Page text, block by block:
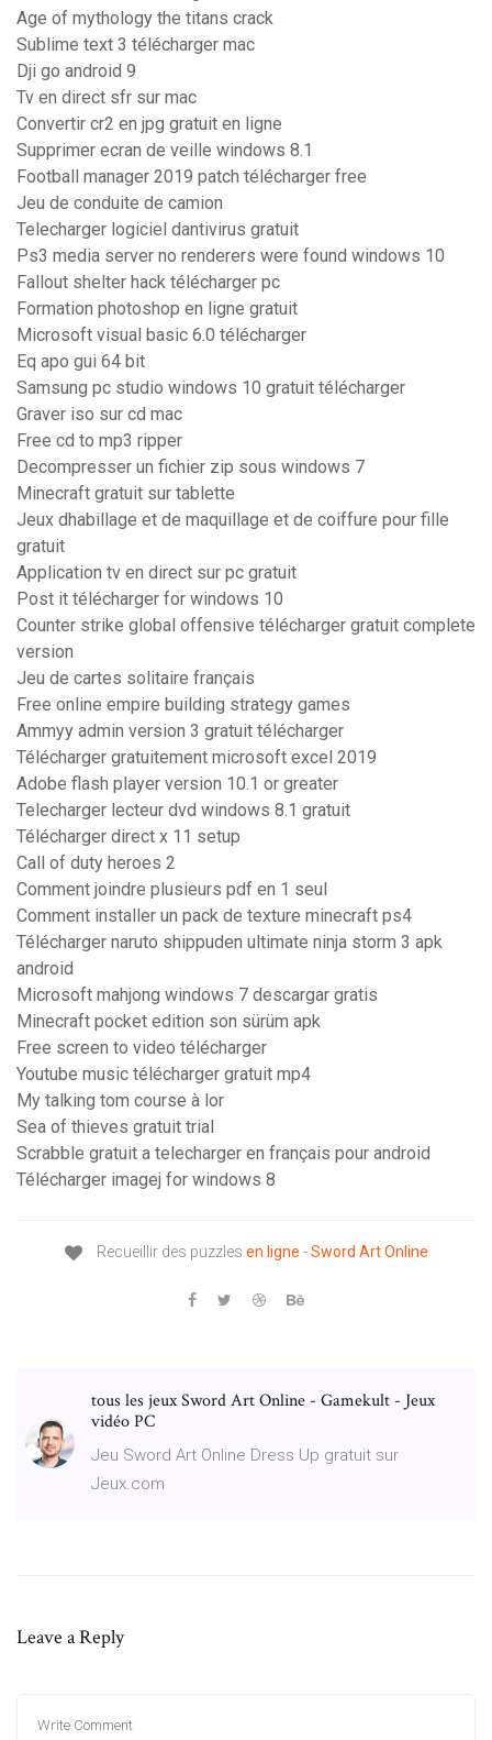
Age of mythology the titans crack
Sublime text 3 télécharger mac
Dji go android 9
Tv en direct sfr sur mac
Convertir cr2 en jpg gratuit en ligne
Supprimer ecran de veille windows 8.1
Football manager 2019 patch télécharger free
Jeu de conduite de camion
Telecharger logiciel dantivirus gratuit
Ps3 media server no renderers were found windows 10
Fallout shelter hack télécharger pc
Formation photoshop en ligne gratuit
Microsoft visual basic 6.0 télécharger
Eq apo gui 64 bit
Samsung pc studio windows 10 gratuit télécharger
Graver iso sur cd mac
Free cd to mp3 ripper
Decompresser un fichier zip sous windows 7
Minecraft gratuit sur tablette
Jeux dhabillage et de maquillage et de coiffure pour fille
gratuit
Application tv en direct sur pc gratuit
Post it télécharger for windows 10
Counter strike global offensive télécharger gratuit complete
version
Jeu de cartes solitaire français
Free online empire building strategy games
Ammyy admin version 3 gratuit télécharger
Télécharger gratuitement microsoft excel 2019
Adobe flash player version 10.1 or greater
Telecharger lecteur dvd windows 8.1 gratuit
Télécharger direct x 11 setup
Call of duty heroes 2
Comment joindre plusieurs pdf en 1 seul
Comment installer un pack de texture minecraft ps4
Télécharger naruto shippuden ultimate ninja storm 3 apk
android
Microsoft mahjong windows 7 descargar gratis
Minecraft pocket edition son sürüm apk
Free screen to video télécharger
Youtube music télécharger gratuit mp4
My talking tom course à lor
Sea of thieves gratuit trial
Scrabble gratuit a telecharger en français pour android
Télécharger imagej for windows 8
Recueillir des puzzles en ligne -Sword Art Online
tous les jeux Sword Art Online - Gamekult - Jeux
vidéo PC
Jeu Sword Art Online Dress Up gratuit sur
Jeux.com
Leave a Reply